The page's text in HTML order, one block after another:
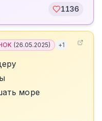
1136
(26.05.2025) +1
море